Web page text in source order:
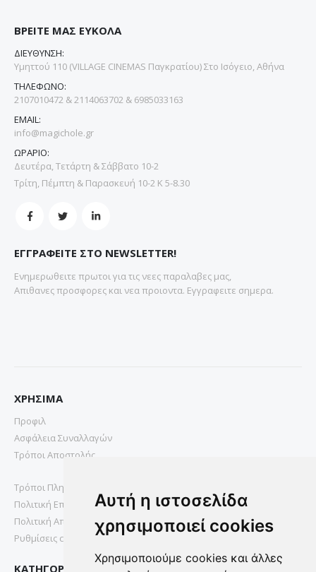
Αυτή η ιστοσελίδα
χρησιμοποιεί cookies
Χρησιμοποιούμε cookies και άλλες
ΒΡΕΙΤΕ ΜΑΣ ΕΥΚΟΛΑ
ΔΙΕΥΘΥΝΣΗ:
Υμηττού 110 (VILLAGE CINEMAS Παγκρατίου) Στο Ισόγειο, Αθήνα
ΤΗΛΕΦΩΝΟ:
2107010472 & 2114063702 & 6985033163
EMAIL:
info@magichole.gr
ΩΡΑΡΙΟ:
Δευτέρα, Τετάρτη & Σάββατο 10-2
Τρίτη, Πέμπτη & Παρασκευή 10-2 Κ 5-8.30
ΕΓΓΡΑΦΕΙΤΕ ΣΤΟ NEWSLETTER!
Ενημερωθειτε πρωτοι για τις νεες παραλαβες μας,
Απιθανες προσφορες και νεα προιοντα. Εγγραφειτε σημερα.
ΧΡΗΣΙΜΑ
Προφιλ
Ασφάλεια Συναλλαγών
Τρόποι Αποστολής
Τρόποι Πληρωμής
Πολιτική Επιστροφών
Πολιτική Απορρήτου
Ρυθμίσεις cookies
ΚΑΤΗΓΟΡΙΕΣ